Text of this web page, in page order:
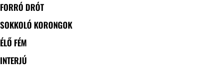
FORRÓ DRÓT
SOKKOLÓ KORONGOK
ÉLŐ FÉM
INTERJÚ